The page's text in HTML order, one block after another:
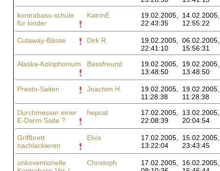
kontrabass-schule
für kinder
KatrinE
19.02.2005,
22:43:35
14.02.2005,
12:55:22
Cutaway-Bässe Dirk R.
19.02.2005,
22:41:10
06.02.2005,
15:56:31
Alaska-Kolophonium
Bassfreund
19.02.2005,
13:48:50
19.02.2005,
13:48:50
Presto-Saiten Joachim H.
19.02.2005,
11:28:38
19.02.2005,
11:28:38
Durchmesser einer
E-Darm-Saite ?
hepcat
17.02.2005,
22:08:39
13.02.2005,
20:04:54
Griffbrett
nachlackieren
Elvis
17.02.2005,
13:22:04
15.02.2005,
23:43:45
unkoventionelle
Christoph
17.02.2005,
16.02.2005,